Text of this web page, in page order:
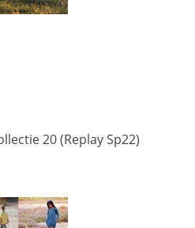
20 (Replay Sp22)